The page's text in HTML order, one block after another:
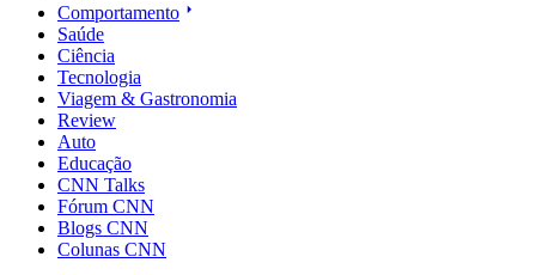
Comportamento
Saúde
Ciência
Tecnologia
Viagem & Gastronomia
Review
Auto
Educação
CNN Talks
Fórum CNN
Blogs CNN
Colunas CNN